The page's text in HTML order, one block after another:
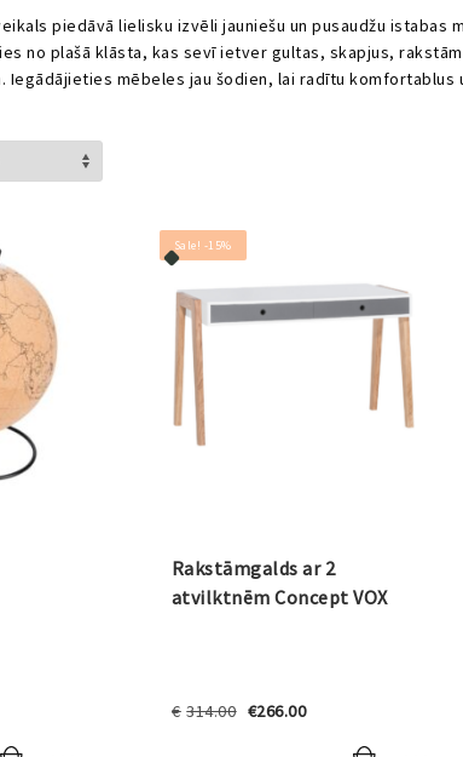
piedāvā lielisku izvēli jauniešu un pusaudžu istabas
no plašā klāsta, kas sevī ietver gultas, skapjus,
Iegādājieties mēbeles jau šodien, lai radītu komfortablus
Sale! -15%
Rakstāmgalds ar 2
atvilktnēm Concept VOX
€ 314.00 Original
€266.00Current